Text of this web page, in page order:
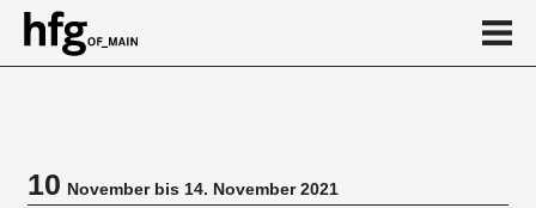
10November bis 14. November 2021